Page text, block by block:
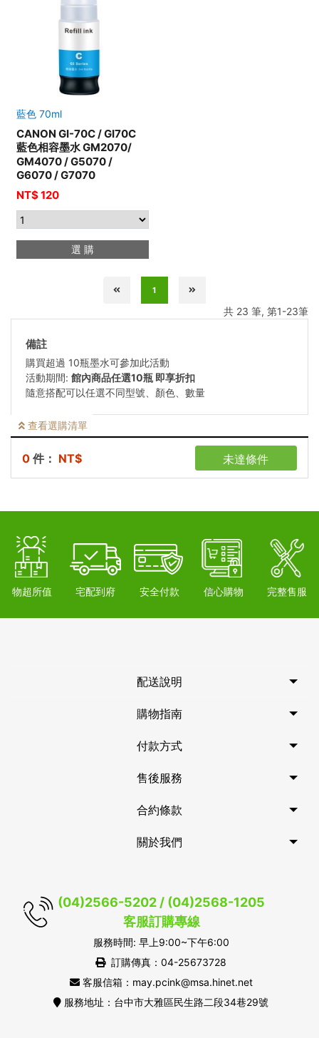
藍色 70ml
CANON GI-70C / GI70C
藍色相容墨水 GM2070/
GM4070 / G5070 /
G6070 / G7070
NT$ 120
選 購
1
共 23 筆, 第1-23筆
備註
購買超過 10瓶墨水可參加此活動
活動期間: 館內商品任選10瓶 即享折扣
隨意搭配可以任選不同型號、顏色、數量
查看選購清單
0 件： NT$ 未達條件
物超所值 宅配到府 安全付款 信心購物 完整售服
配送說明
購物指南
付款方式
售後服務
合約條款
關於我們
(04)2566-5202 / (04)2568-1205
客服訂購專線
服務時間: 早上9:00~下午6:00
訂購傳真：04-25673728
客服信箱：may.pcink@msa.hinet.net
服務地址：台中市大雅區民生路二段34巷29號